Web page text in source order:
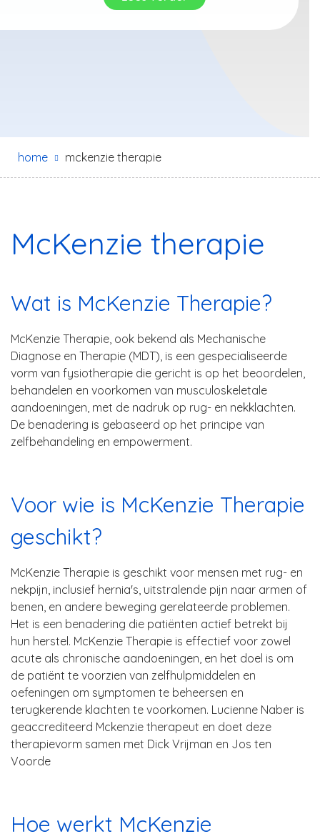
home mckenzie therapie
McKenzie therapie
Wat is McKenzie Therapie?
McKenzie Therapie, ook bekend als Mechanische
Diagnose en Therapie (MDT), is een gespecialiseerde
vorm van fysiotherapie die gericht is op het beoordelen,
behandelen en voorkomen van musculoskeletale
aandoeningen, met de nadruk op rug- en nekklachten.
De benadering is gebaseerd op het principe van
zelfbehandeling en empowerment.
Voor wie is McKenzie Therapie
geschikt?
McKenzie Therapie is geschikt voor mensen met rug- en
nekpijn, inclusief hernia's, uitstralende pijn naar armen of
benen, en andere beweging gerelateerde problemen.
Het is een benadering die patiënten actief betrekt bij
hun herstel. McKenzie Therapie is effectief voor zowel
acute als chronische aandoeningen, en het doel is om
de patiënt te voorzien van zelfhulpmiddelen en
oefeningen om symptomen te beheersen en
terugkerende klachten te voorkomen. Lucienne Naber is
geaccrediteerd Mckenzie therapeut en doet deze
therapievorm samen met Dick Vrijman en Jos ten
Voorde
Hoe werkt McKenzie